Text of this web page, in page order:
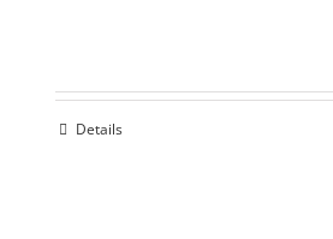
Details